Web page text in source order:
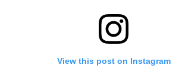
View this post on Instagram